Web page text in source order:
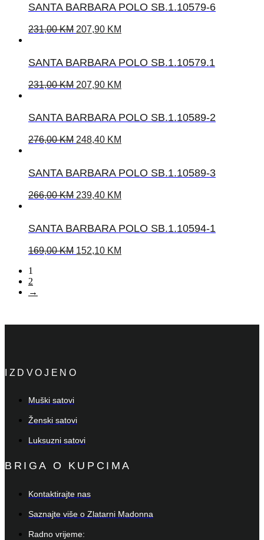
SANTA BARBARA POLO SB.1.10579-6
231,00KM 207,90 KM
SANTA BARBARA POLO SB.1.10579.1
231,00KM 207,90 KM
SANTA BARBARA POLO SB.1.10589-2
276,00KM 248,40 KM
SANTA BARBARA POLO SB.1.10589-3
266,00KM 239,40 KM
SANTA BARBARA POLO SB.1.10594-1
169,00KM 152,10 KM
1
2
→
IZDVOJENO
Muški satovi
Ženski satovi
Luksuzni satovi
BRIGA O KUPCIMA
Kontaktirajte nas
Saznajte više o Zlatarni Madonna
Radno vrijeme: